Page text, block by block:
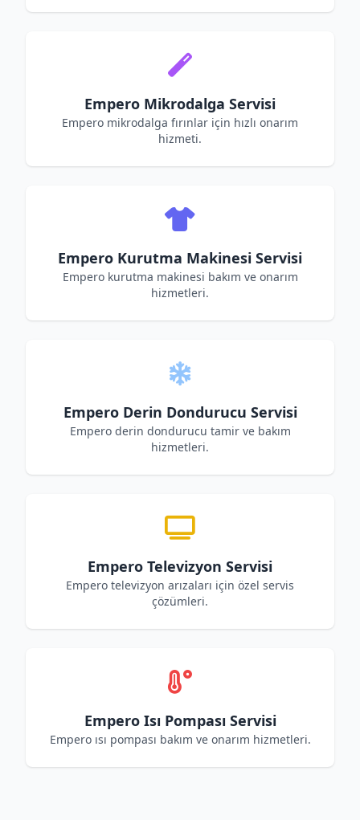
Empero Mikrodalga Servisi
Empero mikrodalga fırınlar için hızlı onarım
hizmeti.
Empero Kurutma Makinesi Servisi
Empero kurutma makinesi bakım ve onarım
hizmetleri.
Empero Derin Dondurucu Servisi
Empero derin dondurucu tamir ve bakım
hizmetleri.
Empero Televizyon Servisi
Empero televizyon arızaları için özel servis
çözümleri.
Empero Isı Pompası Servisi
Empero ısı pompası bakım ve onarım hizmetleri.